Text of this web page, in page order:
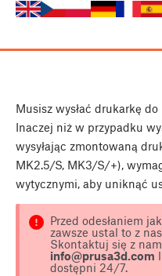
Musisz wysłać drukarkę
Inaczej niż w przypadku
wysyłając zmontowaną
MK2.5/S, MK3/S/+),
wytycznymi, aby uniknąć
Przed odesłaniem
zawsze ustal to z
Skontaktuj się z
info@prusa3d.com
dostępni 24/7.